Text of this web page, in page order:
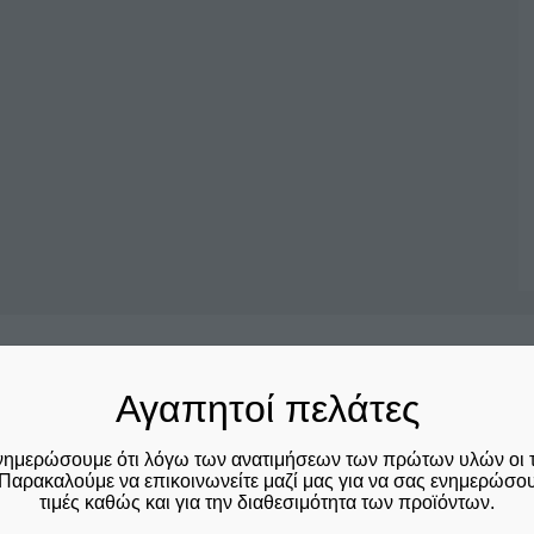
Αγαπητοί πελάτες
ότι λόγω των ανατιμήσεων των πρώτων υλών οι
να επικοινωνείτε μαζί μας για να σας
τιμές καθώς και για την διαθεσιμότητα των προϊόντων.